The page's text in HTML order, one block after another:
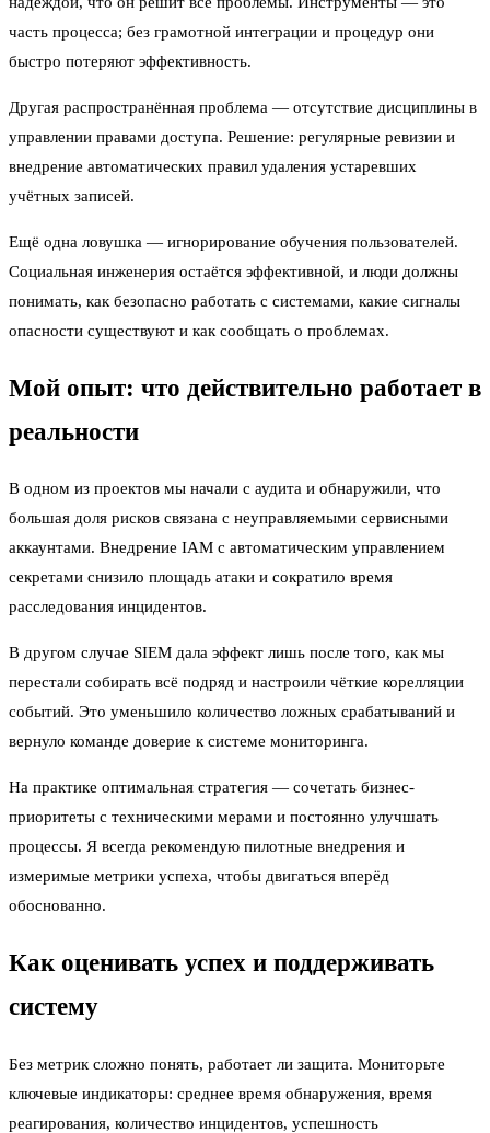
часть процесса; без грамотной интеграции и процедур они
быстро потеряют эффективность.
Другая распространённая проблема — отсутствие дисциплины в
управлении правами доступа. Решение: регулярные ревизии и
внедрение автоматических правил удаления устаревших
учётных записей.
Ещё одна ловушка — игнорирование обучения пользователей.
Социальная инженерия остаётся эффективной, и люди должны
понимать, как безопасно работать с системами, какие сигналы
опасности существуют и как сообщать о проблемах.
Мой опыт: что действительно работает в
реальности
В одном из проектов мы начали с аудита и обнаружили, что
большая доля рисков связана с неуправляемыми сервисными
аккаунтами. Внедрение IAM с автоматическим управлением
секретами снизило площадь атаки и сократило время
расследования инцидентов.
В другом случае SIEM дала эффект лишь после того, как мы
перестали собирать всё подряд и настроили чёткие корелляции
событий. Это уменьшило количество ложных срабатываний и
вернуло команде доверие к системе мониторинга.
На практике оптимальная стратегия — сочетать бизнес-
приоритеты с техническими мерами и постоянно улучшать
процессы. Я всегда рекомендую пилотные внедрения и
измеримые метрики успеха, чтобы двигаться вперёд
обоснованно.
Как оценивать успех и поддерживать
систему
Без метрик сложно понять, работает ли защита. Мониторьте
ключевые индикаторы: среднее время обнаружения, время
реагирования, количество инцидентов, успешность